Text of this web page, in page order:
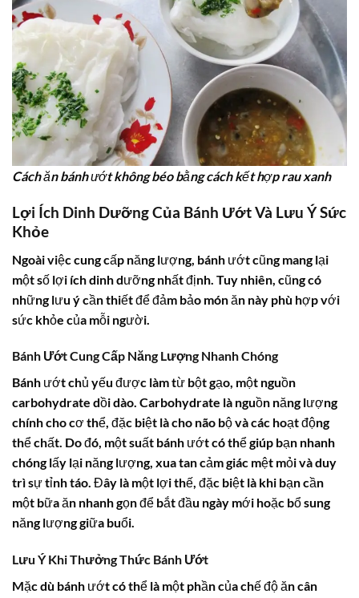
Cách ăn bánh ướt không béo bằng cách kết hợp rau xanh
Lợi Ích Dinh Dưỡng Của Bánh Ướt Và Lưu Ý Sức
Khỏe
Ngoài việc cung cấp năng lượng, bánh ướt cũng mang lại
một số lợi ích dinh dưỡng nhất định. Tuy nhiên, cũng có
những lưu ý cần thiết để đảm bảo món ăn này phù hợp với
sức khỏe của mỗi người.
Bánh Ướt Cung Cấp Năng Lượng Nhanh Chóng
Bánh ướt chủ yếu được làm từ bột gạo, một nguồn
carbohydrate dồi dào. Carbohydrate là nguồn năng lượng
chính cho cơ thể, đặc biệt là cho não bộ và các hoạt động
thể chất. Do đó, một suất bánh ướt có thể giúp bạn nhanh
chóng lấy lại năng lượng, xua tan cảm giác mệt mỏi và duy
trì sự tỉnh táo. Đây là một lợi thế, đặc biệt là khi bạn cần
một bữa ăn nhanh gọn để bắt đầu ngày mới hoặc bổ sung
năng lượng giữa buổi.
Lưu Ý Khi Thưởng Thức Bánh Ướt
Mặc dù bánh ướt có thể là một phần của chế độ ăn cân